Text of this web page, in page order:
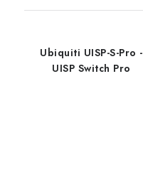
Ubiquiti UISP-S-Pro -
UISP Switch Pro